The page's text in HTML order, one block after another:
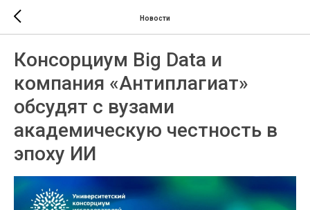
Новости
Консорциум Big Data и
компания «Антиплагиат»
обсудят с вузами
академическую честность в
эпоху ИИ